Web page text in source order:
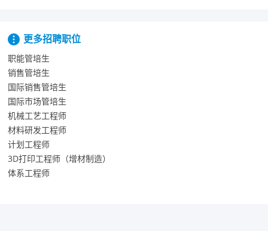
更多招聘职位
职能管培生
销售管培生
国际销售管培生
国际市场管培生
机械工艺工程师
材料研发工程师
计划工程师
3D打印工程师（增材制造）
体系工程师